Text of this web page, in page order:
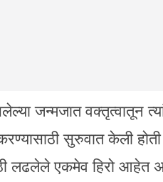
जन्मजात वक्तृत्वातून
सुरुवात केली
लढलेले एकमेव हिरो